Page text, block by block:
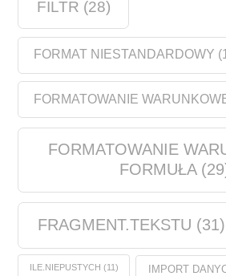
FILTR (28)
FORMAT NIESTANDARDOWY
FORMATOWANIE
FORMATOWANIE
FORMUŁA
FRAGMENT.TEKSTU (31)
ILE.NIEPUSTYCH (11) IMPORT